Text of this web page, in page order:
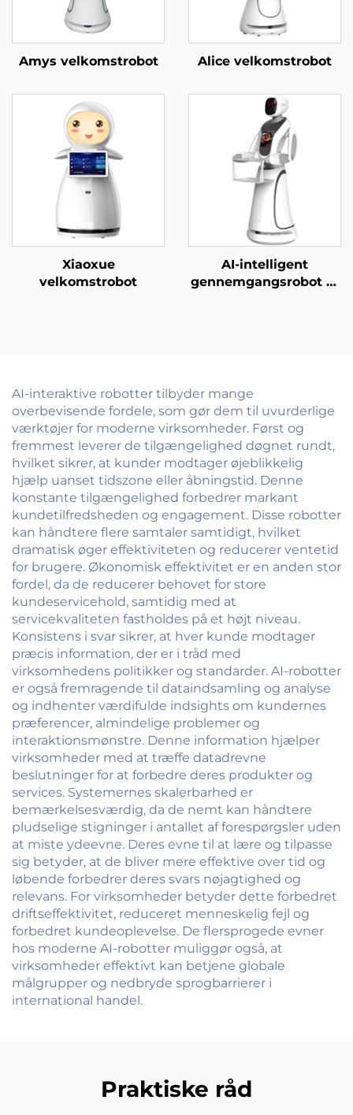
Amys velkomstrobot Alice velkomstrobot
Xiaoxue
velkomstrobot
AI-intelligent
gennemgangsrobot til
AI-interaktive robotter tilbyder mange
overbevisende fordele, som gør dem til uvurderlige
værktøjer for moderne virksomheder. Først og
fremmest leverer de tilgængelighed døgnet rundt,
hvilket sikrer, at kunder modtager øjeblikkelig
hjælp uanset tidszone eller åbningstid. Denne
konstante tilgængelighed forbedrer markant
kundetilfredsheden og engagement. Disse robotter
kan håndtere flere samtaler samtidigt, hvilket
dramatisk øger effektiviteten og reducerer ventetid
for brugere. Økonomisk effektivitet er en anden stor
fordel, da de reducerer behovet for store
kundeservicehold, samtidig med at
servicekvaliteten fastholdes på et højt niveau.
Konsistens i svar sikrer, at hver kunde modtager
præcis information, der er i tråd med
virksomhedens politikker og standarder. AI-robotter
er også fremragende til dataindsamling og analyse
og indhenter værdifulde indsights om kundernes
præferencer, almindelige problemer og
interaktionsmønstre. Denne information hjælper
virksomheder med at træffe datadrevne
beslutninger for at forbedre deres produkter og
services. Systemernes skalerbarhed er
bemærkelsesværdig, da de nemt kan håndtere
pludselige stigninger i antallet af forespørgsler uden
at miste ydeevne. Deres evne til at lære og tilpasse
sig betyder, at de bliver mere effektive over tid og
løbende forbedrer deres svars nøjagtighed og
relevans. For virksomheder betyder dette forbedret
driftseffektivitet, reduceret menneskelig fejl og
forbedret kundeoplevelse. De flersprogede evner
hos moderne AI-robotter muliggør også, at
virksomheder effektivt kan betjene globale
målgrupper og nedbryde sprogbarrierer i
international handel.
Praktiske råd